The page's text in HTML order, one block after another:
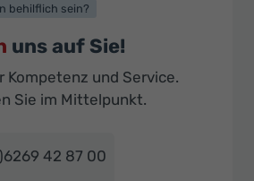
behilflich sein?
uns auf Sie!
Kompetenz und Service.
Sie im Mittelpunkt.
42 87 00